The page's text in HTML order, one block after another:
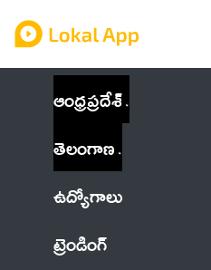
ఆంధ్రప్రదేశ్
తెలంగాణ
ఉద్యోగాలు
ట్రెండింగ్